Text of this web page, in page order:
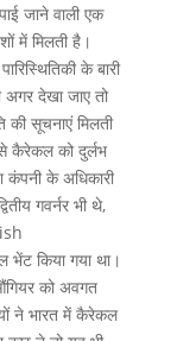
जाने वाली एक
में मिलती है।
के बारी
अगर देखा जाए तो
की सूचनाएं मिलती
कैरेकल को दुर्लभ
कंपनी के अधिकारी
गवर्नर भी थे,
किया गया था।
को अवगत
ने भारत में कैरेकल